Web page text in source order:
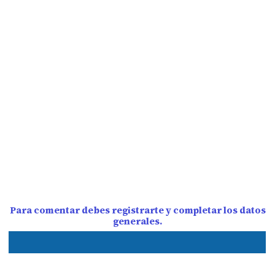
Para comentar debes registrarte y completar los datos
generales.